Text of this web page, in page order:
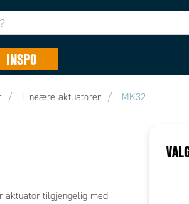
INSPO
Lineære aktuatorer MK32
tilgjengelig med